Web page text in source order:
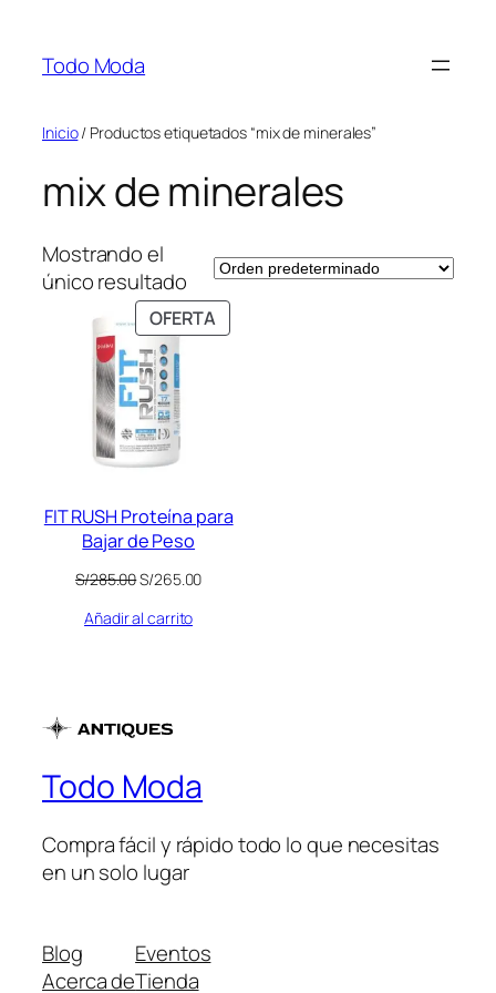
contenido
Todo Moda
Inicio/ Productos etiquetados “mix de minerales”
mix de minerales
Mostrando el
único resultado
OFERTAPRODUCTO
EN
FIT RUSH Proteína para
Bajar de Peso
S/285.00El
original
S/265.00El
Añadir al carrito
Todo Moda
Compra fácil y rápido todo lo que necesitas
en un solo lugar
Blog
Acerca de
Eventos
Tienda